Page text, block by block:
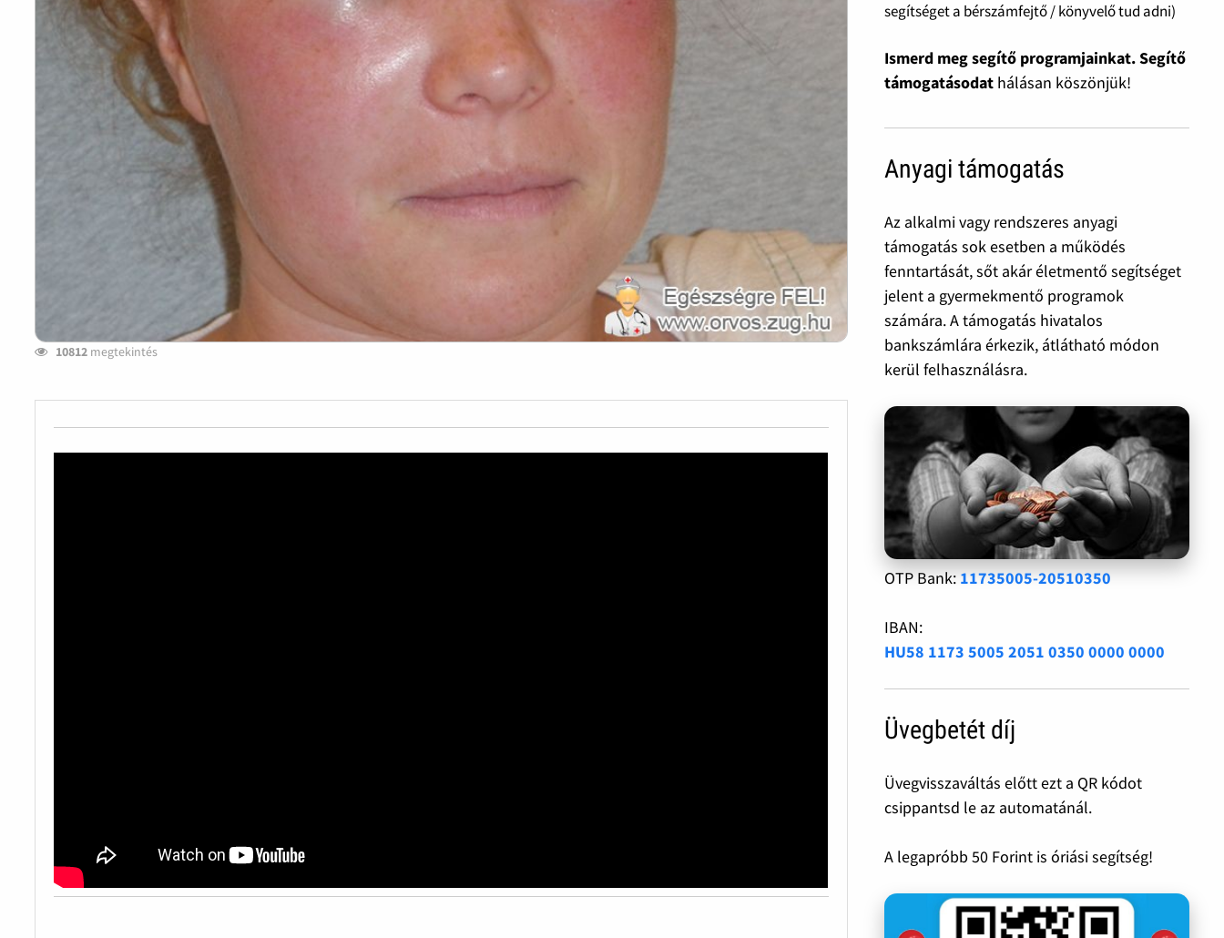
10812 megtekintés
segítséget a bérszámfejtő / könyvelő tud adni)
Ismerd meg segítő programjainkat. Segítő
támogatásodat hálásan köszönjük!
Anyagi támogatás
Az alkalmi vagy rendszeres anyagi
támogatás sok esetben a működés
fenntartását, sőt akár életmentő segítséget
jelent a gyermekmentő programok
számára. A támogatás hivatalos
bankszámlára érkezik, átlátható módon
kerül felhasználásra.
OTP Bank: 11735005-20510350
IBAN:
HU58 1173 5005 2051 0350 0000 0000
Üvegbetét díj
Üvegvisszaváltás előtt ezt a QR kódot
csippantsd le az automatánál.
A legapróbb 50 Forint is óriási segítség!